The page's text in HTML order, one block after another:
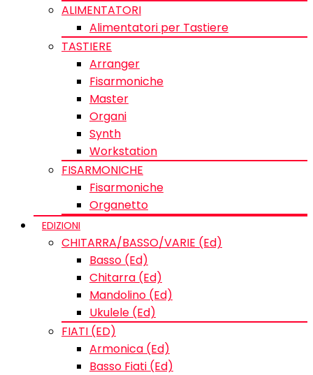
ALIMENTATORI
Alimentatori per Tastiere
TASTIERE
Arranger
Fisarmoniche
Master
Organi
Synth
Workstation
FISARMONICHE
Fisarmoniche
Organetto
EDIZIONI
CHITARRA/BASSO/VARIE (Ed)
Basso (Ed)
Chitarra (Ed)
Mandolino (Ed)
Ukulele (Ed)
FIATI (ED)
Armonica (Ed)
Basso Fiati (Ed)